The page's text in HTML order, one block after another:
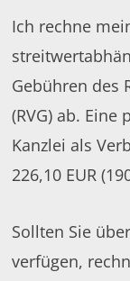
Ich rechne
Gebühren des
(RVG) ab.
Kanzlei als
226,10 EUR
Sollten Sie
verfügen,